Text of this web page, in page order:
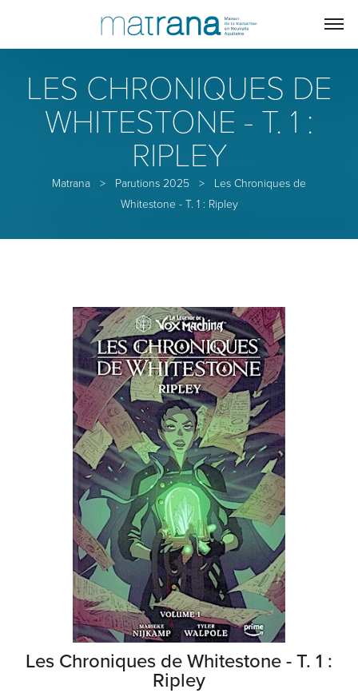
LES CHRONIQUES DE
WHITESTONE - T. 1 :
RIPLEY
Matrana > Parutions 2025 >
Les Chroniques de
Whitestone - T. 1 : Ripley
Les Chroniques de Whitestone - T. 1 :
Ripley